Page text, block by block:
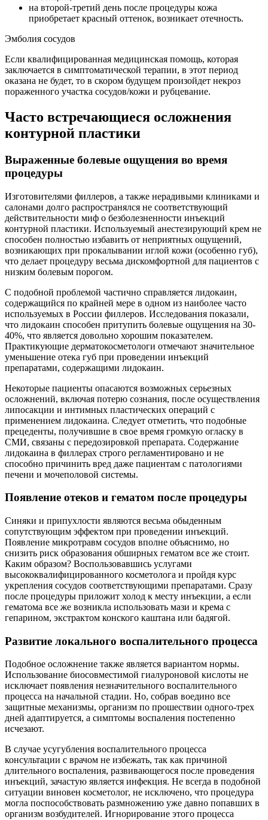
на второй-третий день после процедуры кожа
приобретает красный оттенок, возникает отечность.
Эмболия сосудов
Если квалифицированная медицинская помощь, которая
заключается в симптоматической терапии, в этот период
оказана не будет, то в скором будущем произойдет некроз
пораженного участка сосудов/кожи и рубцевание.
Часто встречающиеся осложнения
контурной пластики
Выраженные болевые ощущения во время
процедуры
Изготовителями филлеров, а также нерадивыми клиниками и
салонами долго распространялся не соответствующий
действительности миф о безболезненности инъекций
контурной пластики. Используемый анестезирующий крем не
способен полностью избавить от неприятных ощущений,
возникающих при прокалывании иглой кожи (особенно губ),
что делает процедуру весьма дискомфортной для пациентов с
низким болевым порогом.
С подобной проблемой частично справляется лидокаин,
содержащийся по крайней мере в одном из наиболее часто
используемых в России филлеров. Исследования показали,
что лидокаин способен притупить болевые ощущения на 30-
40%, что является довольно хорошим показателем.
Практикующие дерматокосметологи отмечают значительное
уменьшение отека губ при проведении инъекций
препаратами, содержащими лидокаин.
Некоторые пациенты опасаются возможных серьезных
осложнений, включая потерю сознания, после осуществления
липосакции и интимных пластических операций с
применением лидокаина. Следует отметить, что подобные
прецеденты, получившие в свое время громкую огласку в
СМИ, связаны с передозировкой препарата. Содержание
лидокаина в филлерах строго регламентировано и не
способно причинить вред даже пациентам с патологиями
печени и мочеполовой системы.
Появление отеков и гематом после процедуры
Синяки и припухлости являются весьма обыденным
сопутствующим эффектом при проведении инъекций.
Появление микротравм сосудов вполне объяснимо, но
снизить риск образования обширных гематом все же стоит.
Каким образом? Воспользовавшись услугами
высококвалифицированного косметолога и пройдя курс
укрепления сосудов соответствующими препаратами. Сразу
после процедуры приложит холод к месту инъекции, а если
гематома все же возникла использовать мази и крема с
гепарином, экстрактом конского каштана или бадягой.
Развитие локального воспалительного процесса
Подобное осложнение также является вариантом нормы.
Использование биосовместимой гиалуроновой кислоты не
исключает появления незначительного воспалительного
процесса на начальной стадии. Но, собрав воедино все
защитные механизмы, организм по прошествии одного-трех
дней адаптируется, а симптомы воспаления постепенно
исчезают.
В случае усугубления воспалительного процесса
консультации с врачом не избежать, так как причиной
длительного воспаления, развивающегося после проведения
инъекций, зачастую является инфекция. Не всегда в подобной
ситуации виновен косметолог, не исключено, что процедура
могла поспособствовать размножению уже давно попавших в
организм возбудителей. Игнорирование этого процесса